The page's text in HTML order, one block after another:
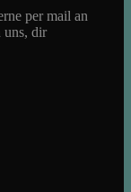
per mail an
uns, dir